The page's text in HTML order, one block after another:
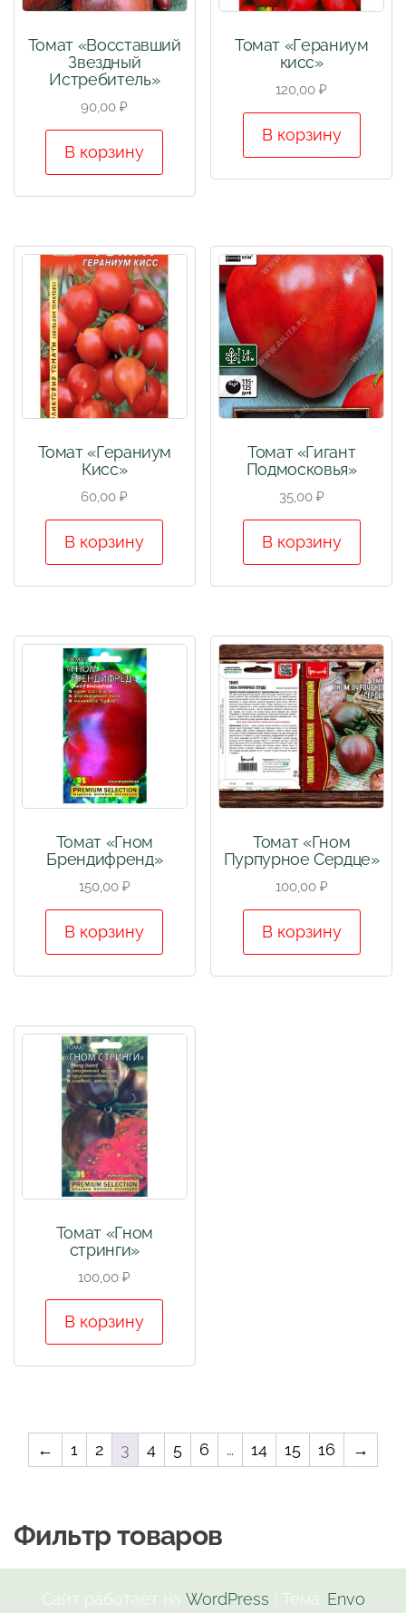
Томат «Восставший
Звездный
Истребитель»
90,00₽
В корзину
Томат «Гераниум
кисс»
120,00₽
В корзину
Томат «Гераниум
Кисс»
60,00₽
В корзину
Томат «Гигант
Подмосковья»
35,00 ₽
В корзину
Томат «Гном
Брендифренд»
150,00 ₽
В корзину
Томат «Гном
Пурпурное Сердце»
100,00 ₽
В корзину
Томат «Гном
стринги»
100,00₽
В корзину
← 1 2 3 4 5 6 … 14 15 16 →
Фильтр товаров
Сайт работает на WordPress Тема: Envo